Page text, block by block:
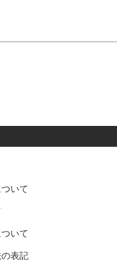
いて
いて
表記